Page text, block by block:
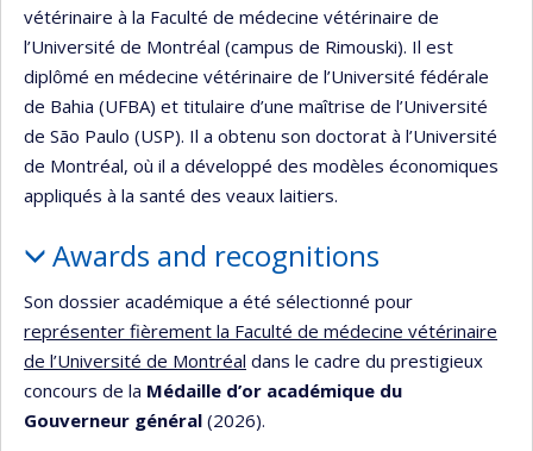
vétérinaire à la Faculté de médecine vétérinaire de
l’Université de Montréal (campus de Rimouski). Il est
diplômé en médecine vétérinaire de l’Université fédérale
de Bahia (UFBA) et titulaire d’une maîtrise de l’Université
de São Paulo (USP). Il a obtenu son doctorat à l’Université
de Montréal, où il a développé des modèles économiques
appliqués à la santé des veaux laitiers.
Awards and recognitions
Son dossier académique a été sélectionné pour
représenter fièrement la Faculté de médecine vétérinaire
de l’Université de Montréal dans le cadre du prestigieux
concours de la Médaille d’or académique du
Gouverneur général (2026).